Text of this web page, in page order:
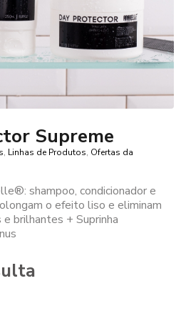
Supreme
, Linhas de Produtos, Ofertas da
shampoo, condicionador e
o efeito liso e eliminam
brilhantes + Suprinha